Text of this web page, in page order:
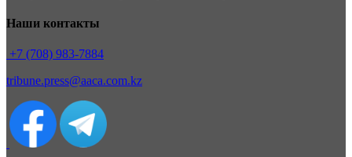
Наши контакты
+7 (708) 983-7884
tribune.press@aaca.com.kz